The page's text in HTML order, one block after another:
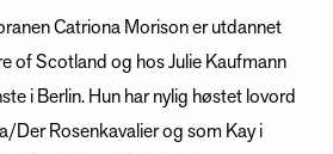
Catriona Morison er utdannet
of Scotland og hos Julie Kaufmann
i Berlin. Hun har nylig høstet lovord
Der Rosenkavalier og som Kay i